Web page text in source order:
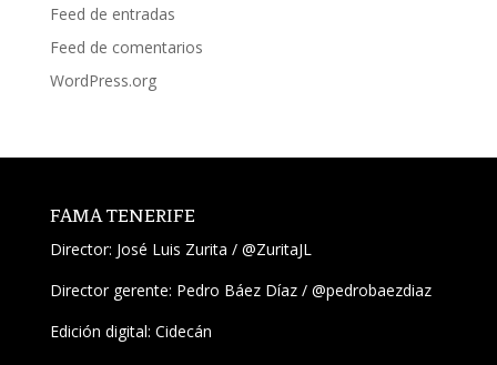
Feed de entradas
Feed de comentarios
WordPress.org
FAMA TENERIFE
Director: José Luis Zurita / @ZuritaJL
Director gerente: Pedro Báez Díaz / @pedrobaezdiaz
Edición digital: Cidecán